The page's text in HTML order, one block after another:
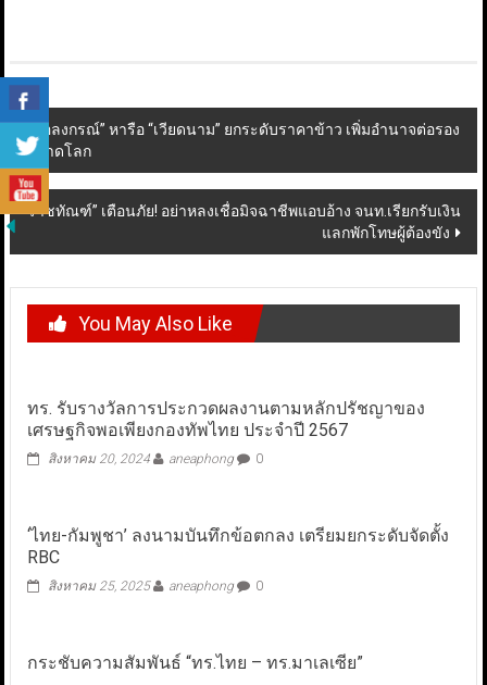
Post
navigation
“อลงกรณ์” หารือ “เวียดนาม” ยกระดับราคาข้าว เพิ่มอำนาจต่อรอง
ตลาดโลก
ราชทัณฑ์” เตือนภัย! อย่าหลงเชื่อมิจฉาชีพแอบอ้าง จนท.เรียกรับเงิน
แลกพักโทษผู้ต้องขัง
You May Also Like
ทร. รับรางวัลการประกวดผลงานตามหลักปรัชญาของ
เศรษฐกิจพอเพียงกองทัพไทย ประจำปี 2567
สิงหาคม 20, 2024 aneaphong 0
‘ไทย-กัมพูชา’ ลงนามบันทึกข้อตกลง เตรียมยกระดับจัดตั้ง
RBC
สิงหาคม 25, 2025 aneaphong 0
กระชับความสัมพันธ์ “ทร.ไทย – ทร.มาเลเซีย”